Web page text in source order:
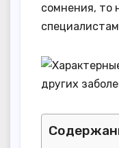
сомнения, то